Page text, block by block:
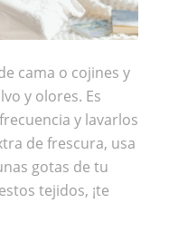
cama o cojines y
y olores. Es
y lavarlos
de frescura, usa
gotas de tu
tejidos, ¡te